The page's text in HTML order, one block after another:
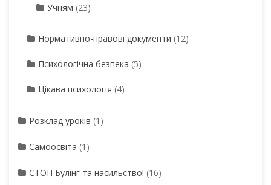
Учням (23)
Нормативно-правові документи (12)
Психологічна безпека (5)
Цікава психологія (4)
Розклад уроків (1)
Самоосвіта (1)
СТОП Булінг та насильство! (16)